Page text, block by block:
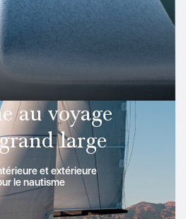
au voyage
large
et extérieure
le nautisme